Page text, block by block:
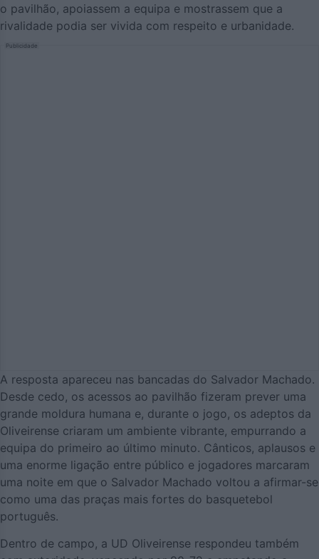
o pavilhão, apoiassem a equipa e mostrassem que a
rivalidade podia ser vivida com respeito e urbanidade.
Publicidade
A resposta apareceu nas bancadas do Salvador Machado.
Desde cedo, os acessos ao pavilhão fizeram prever uma
grande moldura humana e, durante o jogo, os adeptos da
Oliveirense criaram um ambiente vibrante, empurrando a
equipa do primeiro ao último minuto. Cânticos, aplausos e
uma enorme ligação entre público e jogadores marcaram
uma noite em que o Salvador Machado voltou a afirmar-se
como uma das praças mais fortes do basquetebol
português.
Dentro de campo, a UD Oliveirense respondeu também